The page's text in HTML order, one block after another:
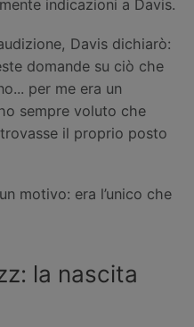
indicazioni a Davis.
Davis dichiarò:
domande su ciò che
per me era un
sempre voluto che
il proprio posto
motivo: era l’unico che
la nascita